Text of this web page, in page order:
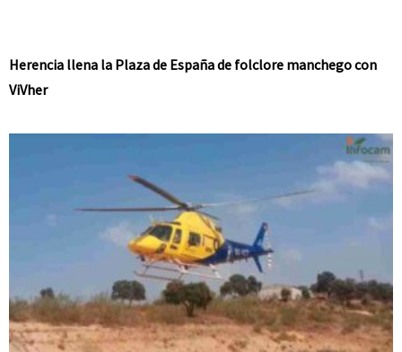
Herencia llena la Plaza de España de folclore manchego con
ViVher